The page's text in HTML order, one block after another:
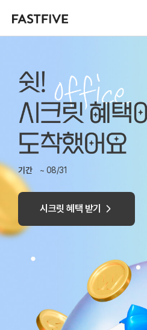
기간 ~ 08/31
시크릿 혜택 받기